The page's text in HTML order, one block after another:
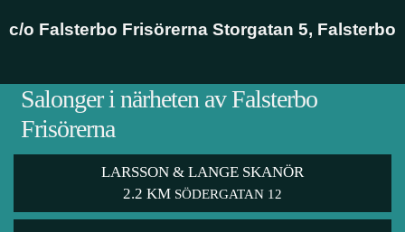
c/o Falsterbo Frisörerna Storgatan 5, Falsterbo
Salonger i närheten av Falsterbo
Frisörerna
LARSSON & LANGE SKANÖR
2.2 KM SÖDERGATAN 12